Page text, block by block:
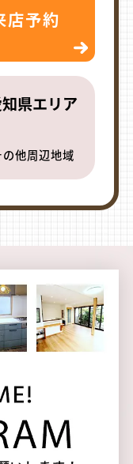
店予約
県エリア
他周辺地域